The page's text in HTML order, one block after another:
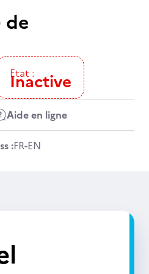
de
Etat :
Inactive
Aide en ligne
:FR-EN